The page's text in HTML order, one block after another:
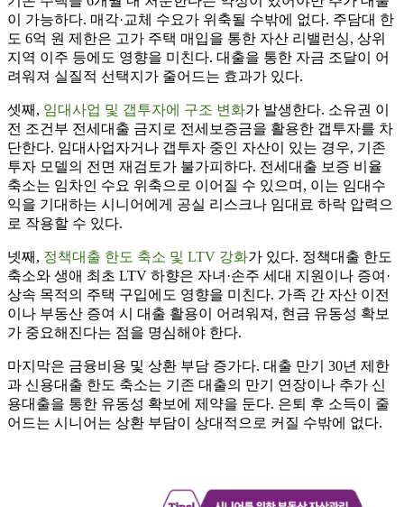
이 가능하다. 매각·교체 수요가 위축될 수밖에 없다. 주담대 한
도 6억 원 제한은 고가 주택 매입을 통한 자산 리밸런싱, 상위
지역 이주 등에도 영향을 미친다. 대출을 통한 자금 조달이 어
려워져 실질적 선택지가 줄어드는 효과가 있다.
셋째, 임대사업 및 갭투자에 구조 변화가 발생한다. 소유권 이
전 조건부 전세대출 금지로 전세보증금을 활용한 갭투자를 차
단한다. 임대사업자거나 갭투자 중인 자산이 있는 경우, 기존
투자 모델의 전면 재검토가 불가피하다. 전세대출 보증 비율
축소는 임차인 수요 위축으로 이어질 수 있으며, 이는 임대수
익을 기대하는 시니어에게 공실 리스크나 임대료 하락 압력으
로 작용할 수 있다.
넷째, 정책대출 한도 축소 및 LTV 강화가 있다. 정책대출 한도
축소와 생애 최초 LTV 하향은 자녀·손주 세대 지원이나 증여·
상속 목적의 주택 구입에도 영향을 미친다. 가족 간 자산 이전
이나 부동산 증여 시 대출 활용이 어려워져, 현금 유동성 확보
가 중요해진다는 점을 명심해야 한다.
마지막은 금융비용 및 상환 부담 증가다. 대출 만기 30년 제한
과 신용대출 한도 축소는 기존 대출의 만기 연장이나 추가 신
용대출을 통한 유동성 확보에 제약을 둔다. 은퇴 후 소득이 줄
어드는 시니어는 상환 부담이 상대적으로 커질 수밖에 없다.